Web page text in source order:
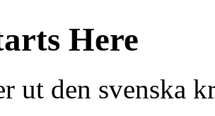
Here
ut den svenska